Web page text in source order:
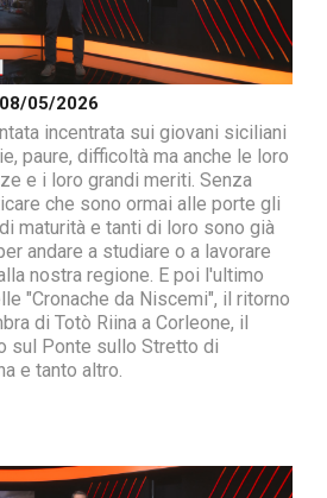
05/2026
incentrata sui giovani siciliani
paure, difficoltà ma anche le loro
e i loro grandi meriti. Senza
che sono ormai alle porte gli
maturità e tanti di loro sono già
andare a studiare o a lavorare
nostra regione. E poi l'ultimo
"Cronache da Niscemi", il ritorno
di Totò Riina a Corleone, il
sul Ponte sullo Stretto di
e tanto altro.